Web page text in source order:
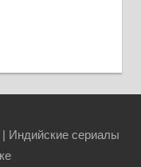
Индийские сериалы